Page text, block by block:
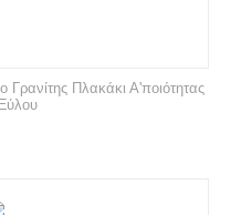
Πλακάκι Α'ποιότητας